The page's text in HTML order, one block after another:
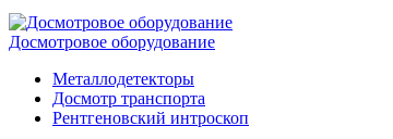
Досмотровое оборудование
Металлодетекторы
Досмотр транспорта
Рентгеновский интроскоп